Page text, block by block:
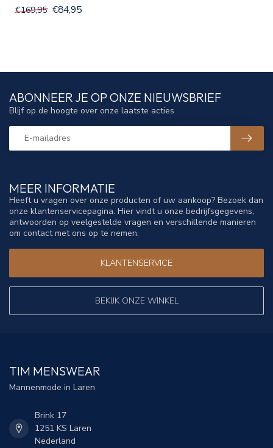
€169,95 €84,95
MEER INFORMATIE
Heeft u vragen over onze producten of uw aankoop? Bezoek dan
onze klantenservicepagina. Hier vindt u onze bedrijfsgegevens,
antwoorden op veelgestelde vragen en verschillende manieren
om contact met ons op te nemen.
KLANTENSERVICE
BEKIJK ONZE WINKEL
ABONNEER JE OP ONZE NIEUWSBRIEF
Blijf op de hoogte over onze laatste acties
TIM MENSWEAR
Mannenmode in Laren
Brink 17
1251 KS Laren
Nederland